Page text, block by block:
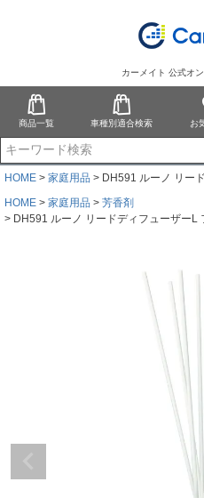
カーメイト 公式オ
商品一覧 車種別適合検索 お
HOME 家庭用品
DH591 ルーノ リー
HOME
家庭用品
芳香剤
DH591 ルーノ リードディフューザーL